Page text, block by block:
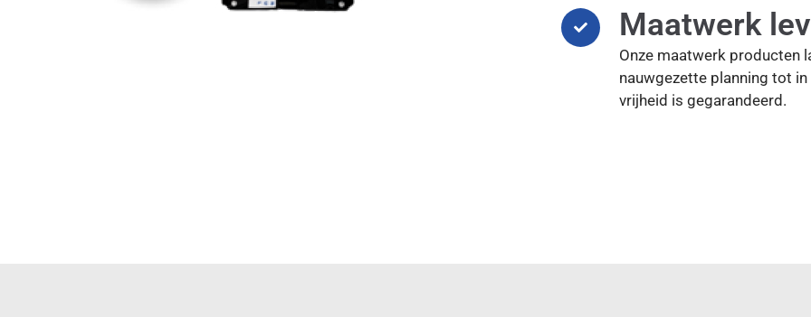
Maatwerk
Onze maatwerk producten
nauwgezette planning tot
vrijheid is gegarandeerd.